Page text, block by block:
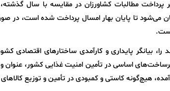
۴۳ هزار میلیارد تومان می‌شود تا پایان بهار امسال پرداخت شده
را، بیانگر پایداری و کارآمدی ساختارهای اقتصادی
اساسی در تأمین امنیت غذایی کشور، عنوان و
هیچ‌گونه کاستی و کمبودی در تأمین و توزیع